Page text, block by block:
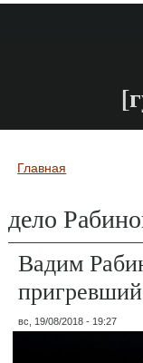
Вы здесь
Главная
дело
Вадим
вс, 19/08/2018 - 19:27